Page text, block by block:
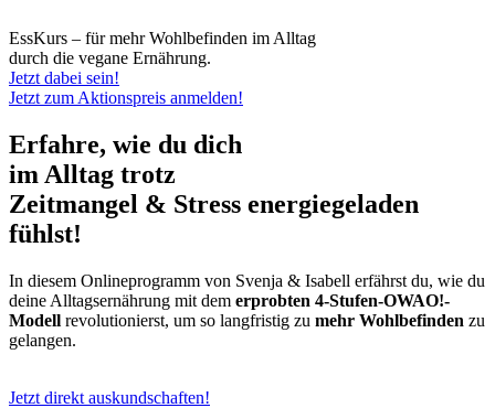
EssKurs – für mehr Wohlbefinden im Alltag
durch die vegane Ernährung.
Jetzt dabei sein!
Jetzt zum Aktionspreis anmelden!
Erfahre, wie du dich
im Alltag trotz
Zeitmangel & Stress energiegeladen
fühlst!
In diesem Onlineprogramm von Svenja & Isabell erfährst du, wie du
deine Alltagsernährung mit dem erprobten 4-Stufen-OWAO!-
Modell revolutionierst, um so langfristig zu mehr Wohlbefinden zu
gelangen.
Jetzt direkt auskundschaften!